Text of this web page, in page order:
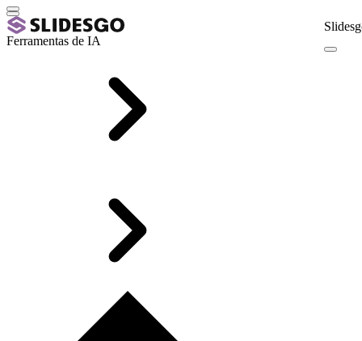
Ferramentas de IA